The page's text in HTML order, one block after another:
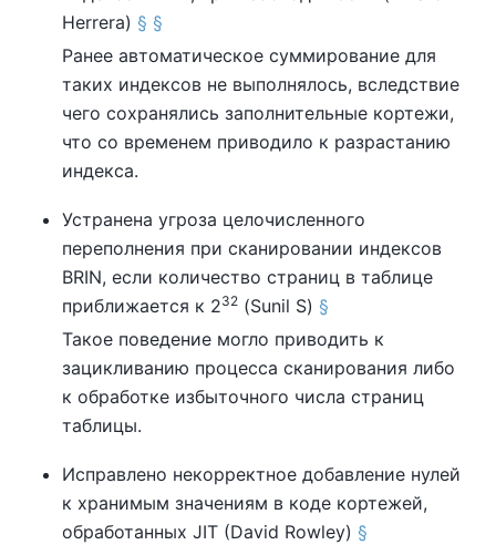
Herrera) § §
Ранее автоматическое суммирование для
таких индексов не выполнялось, вследствие
чего сохранялись заполнительные кортежи,
что со временем приводило к разрастанию
индекса.
Устранена угроза целочисленного
переполнения при сканировании индексов
BRIN, если количество страниц в таблице
приближается к 232 (Sunil S) §
Такое поведение могло приводить к
зацикливанию процесса сканирования либо
к обработке избыточного числа страниц
таблицы.
Исправлено некорректное добавление нулей
к хранимым значениям в коде кортежей,
обработанных JIT (David Rowley) §